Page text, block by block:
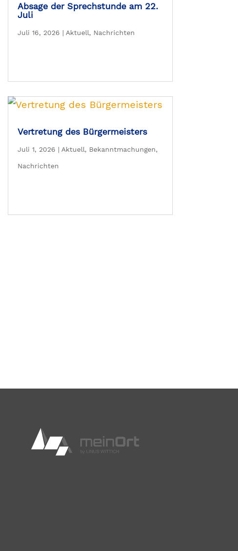
Absage der Sprechstunde am 22.
Juli
Juli 16, 2026 | Aktuell, Nachrichten
Vertretung des Bürgermeisters
Juli 1, 2026 | Aktuell, Bekanntmachungen,
Nachrichten